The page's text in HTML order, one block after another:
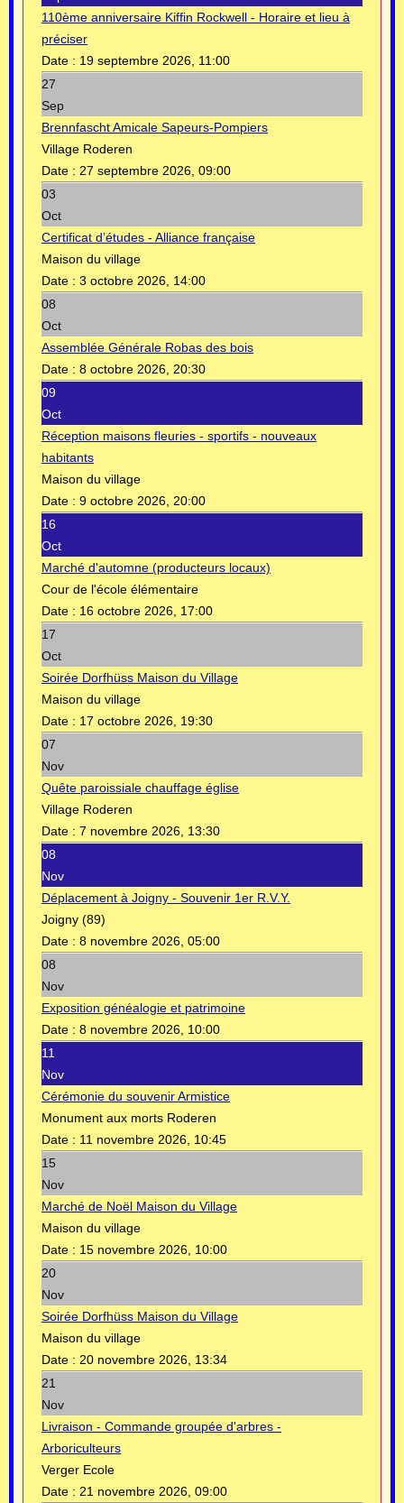
110ème anniversaire Kiffin Rockwell - Horaire et lieu à
préciser
Date : 19 septembre 2026, 11:00
27
Sep
Brennfascht Amicale Sapeurs-Pompiers
Village Roderen
Date : 27 septembre 2026, 09:00
03
Oct
Certificat d’études - Alliance française
Maison du village
Date : 3 octobre 2026, 14:00
08
Oct
Assemblée Générale Robas des bois
Date : 8 octobre 2026, 20:30
09
Oct
Réception maisons fleuries - sportifs - nouveaux
habitants
Maison du village
Date : 9 octobre 2026, 20:00
16
Oct
Marché d'automne (producteurs locaux)
Cour de l'école élémentaire
Date : 16 octobre 2026, 17:00
17
Oct
Soirée Dorfhüss Maison du Village
Maison du village
Date : 17 octobre 2026, 19:30
07
Nov
Quête paroissiale chauffage église
Village Roderen
Date : 7 novembre 2026, 13:30
08
Nov
Déplacement à Joigny - Souvenir 1er R.V.Y.
Joigny (89)
Date : 8 novembre 2026, 05:00
08
Nov
Exposition généalogie et patrimoine
Date : 8 novembre 2026, 10:00
11
Nov
Cérémonie du souvenir Armistice
Monument aux morts Roderen
Date : 11 novembre 2026, 10:45
15
Nov
Marché de Noël Maison du Village
Maison du village
Date : 15 novembre 2026, 10:00
20
Nov
Soirée Dorfhüss Maison du Village
Maison du village
Date : 20 novembre 2026, 13:34
21
Nov
Livraison - Commande groupée d'arbres -
Arboriculteurs
Verger Ecole
Date : 21 novembre 2026, 09:00